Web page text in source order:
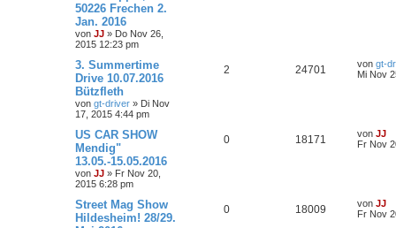
50226 Frechen 2.
Jan. 2016
von JJ » Do Nov 26,
2015 12:23 pm
3. Summertime
Drive 10.07.2016
Bützfleth
von gt-driver » Di Nov
17, 2015 4:44 pm
2 24701 von gt-
Mi Nov
US CAR SHOW
Mendig"
13.05.-15.05.2016
von JJ » Fr Nov 20,
2015 6:28 pm
0 18171 von JJ
Fr Nov
Street Mag Show
Hildesheim! 28/29.
0 18009 von JJ
Fr Nov